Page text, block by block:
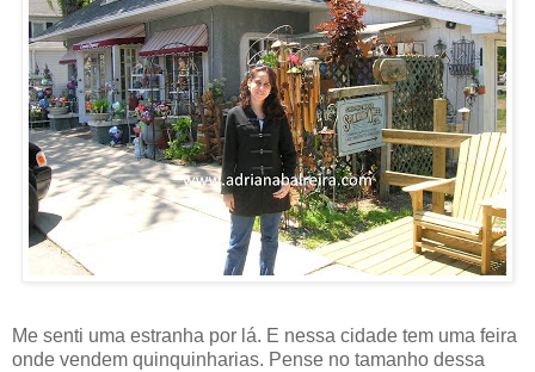
Me senti uma estranha por lá. E nessa cidade tem uma feira
onde vendem quinquinharias. Pense no tamanho dessa